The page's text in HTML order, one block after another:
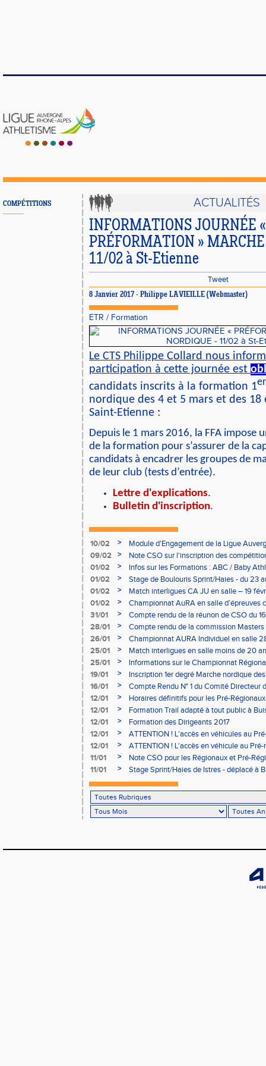
COMPÉTITIONS ACTUALITÉS
INFORMATIONS JOURNÉE «
PRÉFORMATION »
11/02 à St-Etienne
Tweet
8 Janvier 2017 - Philippe LAVIEILLE (Webmaster)
ETR / Formation
Le CTS Philippe Collard nous
participation à cette journée est
candidats inscrits à la formation 1er
nordique des 4 et 5 mars et des 18
Saint-Etienne :
Depuis le 1 mars 2016, la FFA impose
de la formation pour s’assurer de la
candidats à encadrer les groupes de
de leur club (tests d’entrée).
Lettre d'explications.
Bulletin d'inscription.
10/02 >
Module d'Engagement de la Ligue
09/02
>
Note CSO sur l'inscription des
01/02
>
Infos sur les Formations : ABC / Baby
01/02
>
Stage de Boulouris Sprint/Haies - du 23
01/02
>
Match interligues CA JU en salle – 19
01/02
>
Championnat AuRA en salle d’épreuves
- le 12 février
31/01 >
Compte rendu de la réunon de CSO du
28/01
>
Compte rendu de la commission
à Bourgoin
26/01 >
Championnat AURA Individuel en salle
25/01
>
Match interligues en salle moins de 20
25/01
>
Informations sur le Championnat
05/02
19/01 >
Inscription 1er degré Marche nordique
03/02 (sous condition)
16/01 >
Compte Rendu N° 1 du Comité Directeur
12/01
>
Horaires définitifs pour les Pré-
Aubière
12/01 >
Formation Trail adapté à tout public à
12/01
>
Formation des Dirigeants 2017
12/01
>
ATTENTION ! L'accès en véhicules au
Bains sera réglementé
12/01 >
ATTENTION ! L'accès en véhicule au
Bains sera réglementé
11/01 >
Note CSO pour les Régionaux et Pré-
11/01
> Stage Sprint/Haies de Istres - déplacé à